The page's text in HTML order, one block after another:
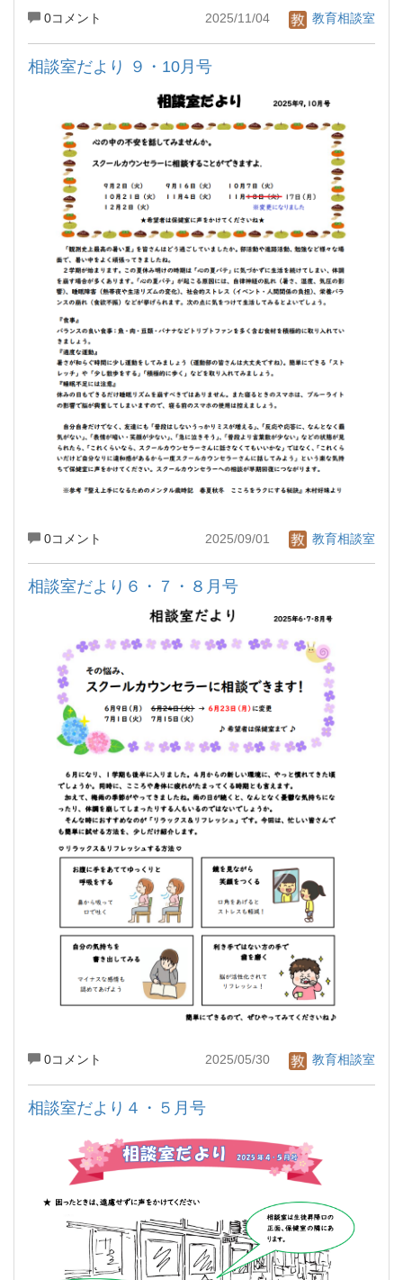
0コメント 2025/11/04 教育相談室
相談室だより ９・10月号
0コメント 2025/09/01 教育相談室
相談室だより６・７・８月号
0コメント 2025/05/30 教育相談室
相談室だより４・５月号